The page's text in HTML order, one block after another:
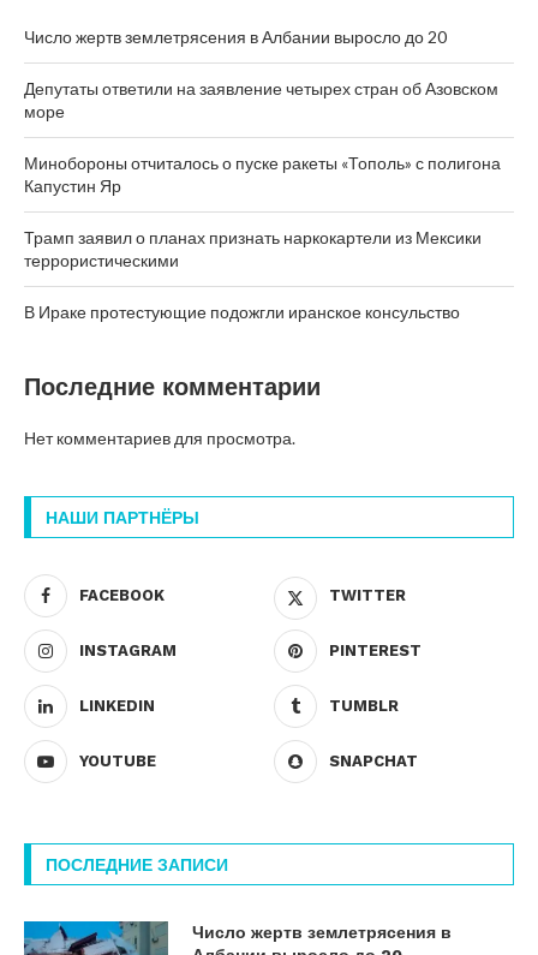
Число жертв землетрясения в Албании выросло до 20
Депутаты ответили на заявление четырех стран об Азовском
море
Минобороны отчиталось о пуске ракеты «Тополь» с полигона
Капустин Яр
Трамп заявил о планах признать наркокартели из Мексики
террористическими
В Ираке протестующие подожгли иранское консульство
Последние комментарии
Нет комментариев для просмотра.
НАШИ ПАРТНЁРЫ
FACEBOOK TWITTER
INSTAGRAM PINTEREST
LINKEDIN TUMBLR
YOUTUBE SNAPCHAT
ПОСЛЕДНИЕ ЗАПИСИ
Число жертв землетрясения в